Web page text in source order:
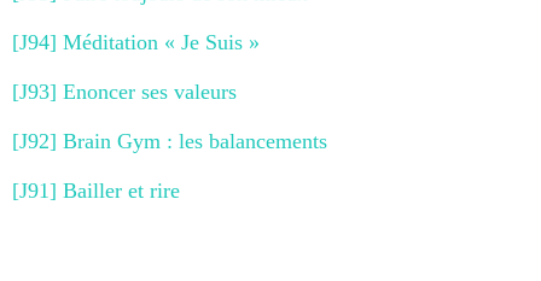
[J94] Méditation « Je Suis »
[J93] Enoncer ses valeurs
[J92] Brain Gym : les balancements
[J91] Bailler et rire